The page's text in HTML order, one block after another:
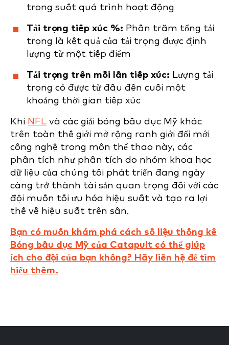
trong suốt quá trình hoạt động
Tải trọng tiếp xúc %: Phần trăm tổng tải
trọng là kết quả của tải trọng được định
lượng từ một tiếp điểm
Tải trọng trên mỗi lần tiếp xúc: Lượng tải
trọng có được từ đầu đến cuối một
khoảng thời gian tiếp xúc
Khi NFL và các giải bóng bầu dục Mỹ khác
trên toàn thế giới mở rộng ranh giới đổi mới
công nghệ trong môn thể thao này, các
phân tích như phân tích do nhóm khoa học
dữ liệu của chúng tôi phát triển đang ngày
càng trở thành tài sản quan trọng đối với các
đội muốn tối ưu hóa hiệu suất và tạo ra lợi
thế về hiệu suất trên sân.
Bạn có muốn khám phá cách số liệu thống kê
Bóng bầu dục Mỹ của Catapult có thể giúp
ích cho đội của bạn không? Hãy liên hệ để tìm
hiểu thêm.